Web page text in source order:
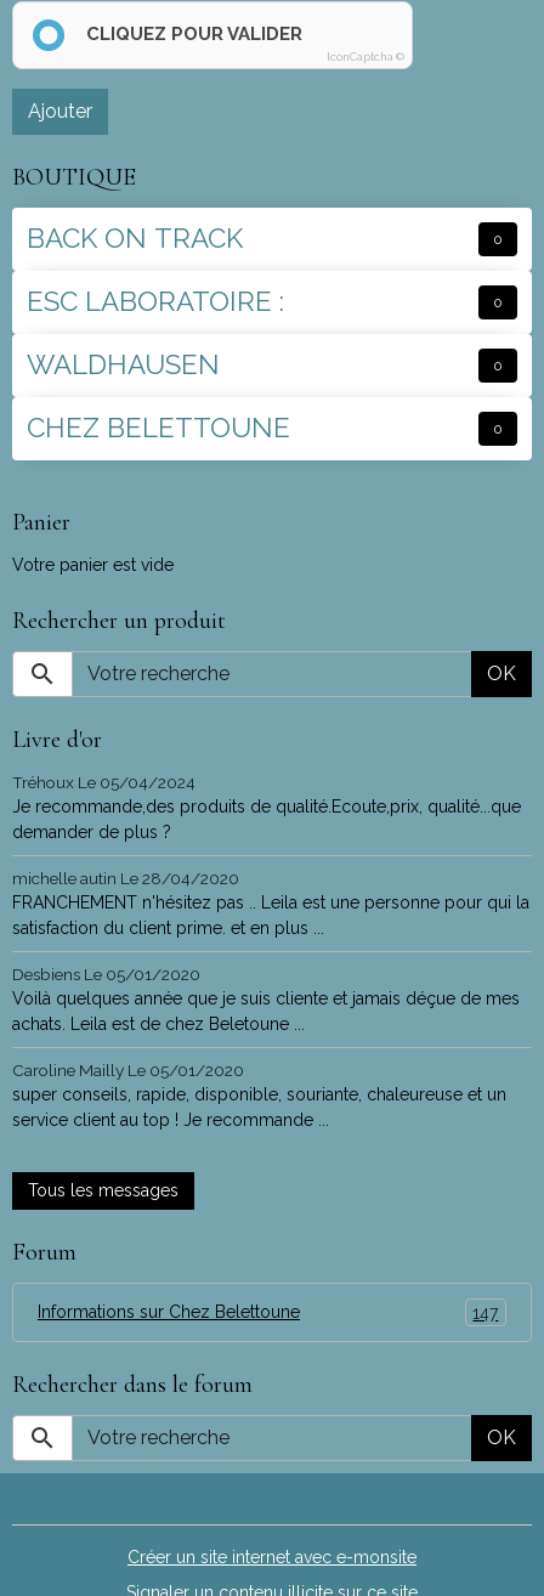
CLIQUEZ POUR VALIDER
IconCaptcha ©
Ajouter
BOUTIQUE
BACK ON TRACK 0
ESC LABORATOIRE : 0
WALDHAUSEN 0
CHEZ BELETTOUNE 0
Panier
Votre panier est vide
Rechercher un produit
OK
Livre d'or
Tréhoux Le 05/04/2024
Je recommande,des produits de qualité.Ecoute,prix, qualité...que
demander de plus ?
michelle autin Le 28/04/2020
FRANCHEMENT n'hésitez pas .. Leila est une personne pour qui la
satisfaction du client prime. et en plus ...
Desbiens Le 05/01/2020
Voilà quelques année que je suis cliente et jamais déçue de mes
achats. Leila est de chez Beletoune ...
Caroline Mailly Le 05/01/2020
super conseils, rapide, disponible, souriante, chaleureuse et un
service client au top ! Je recommande ...
Tous les messages
Forum
Informations sur Chez Belettoune 147
Rechercher dans le forum
OK
Créer un site internet avec e-monsite